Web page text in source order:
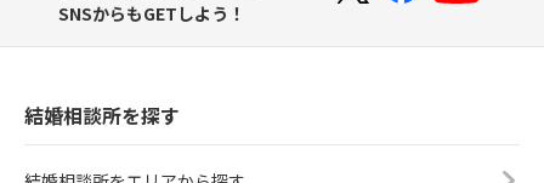
SNSからもGETしよう！
結婚相談所を探す